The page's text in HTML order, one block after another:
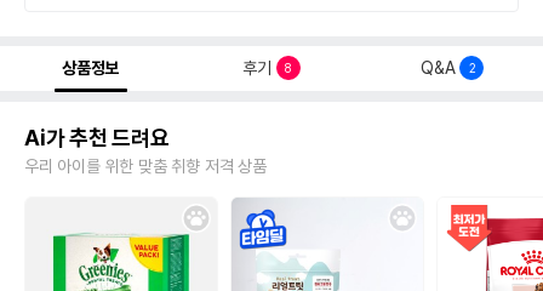
상품정보 후기 8 Q&A 2
Ai가 추천 드려요
우리 아이를 위한 맞춤 취향 저격 상품